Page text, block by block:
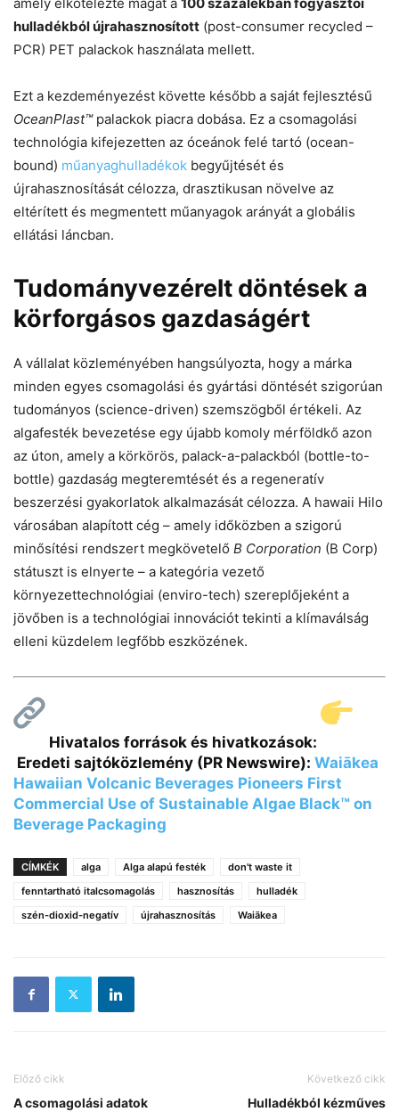
hulladékból újrahasznosított (post-consumer recycled –
PCR) PET palackok használata mellett.
Ezt a kezdeményezést követte később a saját fejlesztésű
OceanPlast™palackok piacra dobása. Ez a csomagolási
technológia kifejezetten az óceánok felé tartó (ocean-
bound) műanyaghulladékok begyűjtését és
újrahasznosítását célozza, drasztikusan növelve az
eltérített és megmentett műanyagok arányát a globális
ellátási láncban.
Tudományvezérelt döntések a
körforgásos gazdaságért
A vállalat közleményében hangsúlyozta, hogy a márka
minden egyes csomagolási és gyártási döntését szigorúan
tudományos (science-driven) szemszögből értékeli. Az
algafesték bevezetése egy újabb komoly mérföldkő azon
az úton, amely a körkörös, palack-a-palackból (bottle-to-
bottle) gazdaság megteremtését és a regeneratív
beszerzési gyakorlatok alkalmazását célozza. A hawaii Hilo
városában alapított cég – amely időközben a szigorú
minősítési rendszert megkövetelő B Corporation (B Corp)
státuszt is elnyerte – a kategória vezető
környezettechnológiai (enviro-tech) szereplőjeként a
jövőben is a technológiai innovációt tekinti a klímaválság
elleni küzdelem legfőbb eszközének.
Hivatalos források és hivatkozások:
Eredeti sajtóközlemény (PR Newswire): Waiākea
Hawaiian Volcanic Beverages Pioneers First
Commercial Use of Sustainable Algae Black™ on
Beverage Packaging
CÍMKÉK alga Alga alapú festék
don't waste it
fenntartható italcsomagolás
hasznosítás
hulladék
szén-dioxid-negatív
újrahasznosítás Waiākea
Előző cikk
A csomagolási adatok
Következő cikk
Hulladékból kézműves